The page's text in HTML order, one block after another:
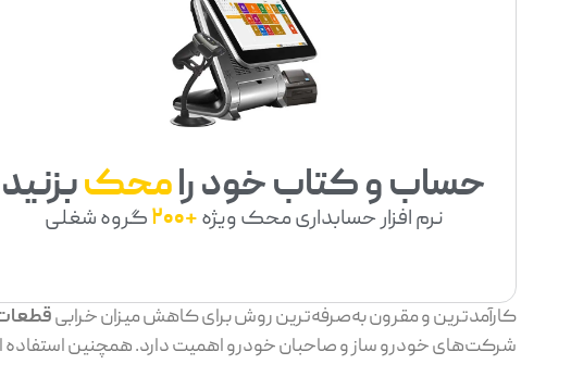
حساب و کتاب خود رامحکبزنید
نرم افزار حسابداری محک ویژه+200 گروه شغلی
کارآمدترین و مقرون به‌صرفه‌ترین روش برای کاهش میزان خرابی
شرکت‌های خودرو ساز و صاحبان خودرو اهمیت دارد. همچنین استفاده از